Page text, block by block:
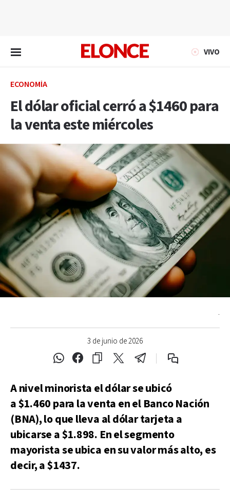
VIVO
ECONOMÍA
El dólar oficial cerró a $1460 para
la venta este miércoles
3 de junio de 2026
.
A nivel minorista el dólar se ubicó
a $1.460 para la venta en el Banco Nación
(BNA), lo que lleva al dólar tarjeta a
ubicarse a $1.898. En el segmento
mayorista se ubica en su valor más alto, es
decir, a $1437.